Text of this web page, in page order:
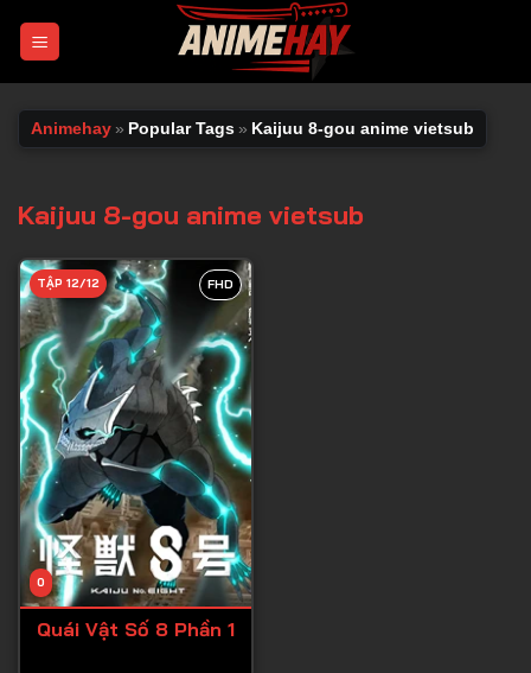
Animehay » Popular Tags » Kaijuu 8-gou anime vietsub
Kaijuu 8-gou anime vietsub
FHD
0
TẬP 12/12
Quái Vật Số 8 Phần 1